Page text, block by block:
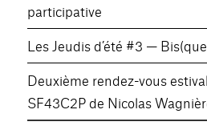
participative
Les Jeudis d’été #3 —
Deuxième rendez-vous
SF43C2P de Nicolas